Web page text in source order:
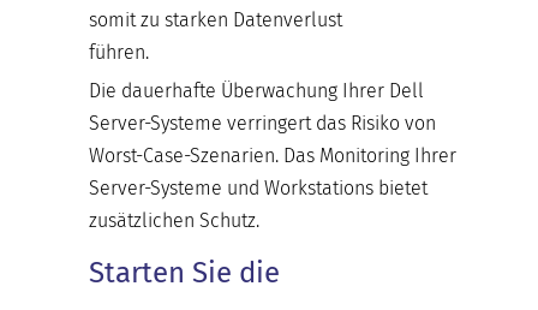
somit zu starken Datenverlust
führen.
Die dauerhafte Überwachung Ihrer Dell
Server-Systeme verringert das Risiko von
Worst-Case-Szenarien. Das Monitoring Ihrer
Server-Systeme und Workstations bietet
zusätzlichen Schutz.
Starten Sie die